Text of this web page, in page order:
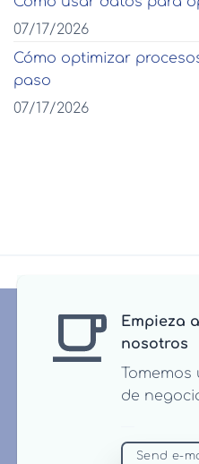
07/17/2026
Cómo optimizar
paso
07/17/2026
Empieza
nosotros
de
Send e-